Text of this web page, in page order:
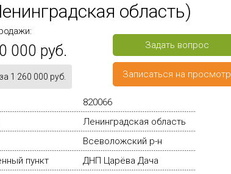
область)
000 руб.
1 260 000 руб.
Задать вопрос
Записаться на просмотр
820066
Ленинградская область
Всеволожский р-н
пункт
ДНП Царёва Дача